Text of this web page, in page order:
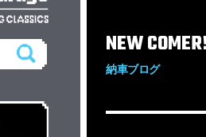
NEW
納車ブログ